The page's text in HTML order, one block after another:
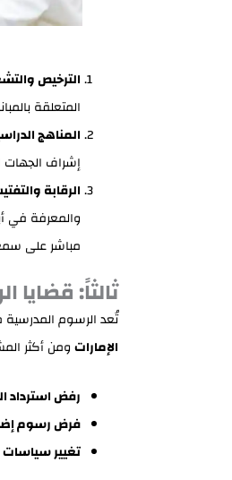
الترخيص
المتعلقة
المناهج
إشراف الجهات
الرقابة
والمعرفة في
مباشر على
ثالثاً:
تُعد الرسوم المدرسية
الإماراتومن أكثر
رفض استرداد
فرض رسوم
تغيير